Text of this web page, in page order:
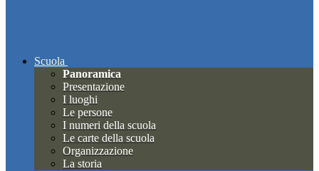
Scuola
Panoramica
Presentazione
I luoghi
Le persone
I numeri della scuola
Le carte della scuola
Organizzazione
La storia